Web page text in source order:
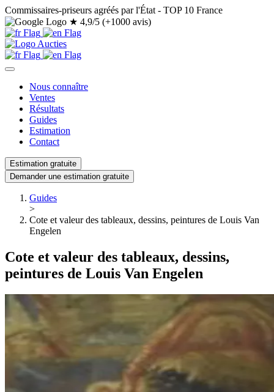
Commissaires-priseurs agréés par l'État - TOP 10 France
★ 4,9/5 (+1000 avis)
Nous connaître
Ventes
Résultats
Guides
Estimation
Contact
Estimation gratuite
Demander une estimation gratuite
Guides
>
Cote et valeur des tableaux, dessins, peintures de Louis Van
Engelen
Cote et valeur des tableaux, dessins,
peintures de Louis Van Engelen